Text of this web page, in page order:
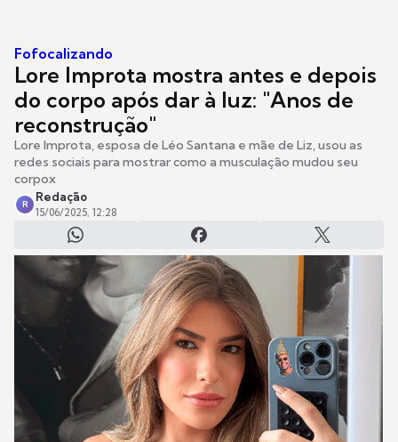
Fofocalizando
Lore Improta mostra antes e depois
do corpo após dar à luz: "Anos de
reconstrução"
Lore Improta, esposa de Léo Santana e mãe de Liz, usou as
redes sociais para mostrar como a musculação mudou seu
corpox
R
Redação
15/06/2025, 12:28